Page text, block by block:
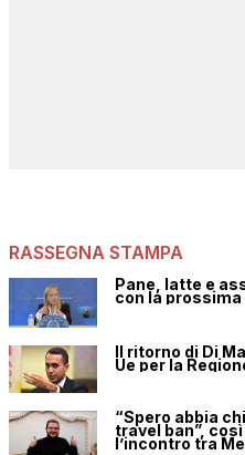
RASSEGNA STAMPA
Pane, latte e
con la
Il ritorno di Di
Ue per la
“Spero abbia
travel ban”,
l’incontro tra